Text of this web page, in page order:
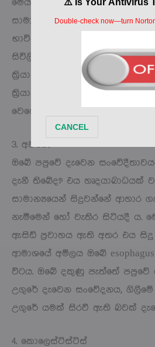
මෙය ද දෙපැත්තේ පපුවේ
සාමාන්‍යයෙන් සිදුවන්නේ පපුවේ
භාවිතා කිරීම හෝ ඕනෑම
සිවිලිමක් පින්තාරු කිරීම හෝ
ක්‍රියාකාරකම් වැනි ශරීරයේ
ක්‍රියාකාරකම් වලදී පපුවේ මාංශ
වෙහෙසට පත් වේ.
3. අජීර්ණ
ඔබේ පපුවේ දැවෙන
දැනී තිබේද? එය හෘදයාබාධයක්
සාමාන්‍යයෙන් සිදුවන්නේ ආහාර
නැමීමෙන් හෝ වැතිර සිටියදී ය.
ඇසිඩ් ප්‍රවාහය ඇති අතර එය
ආමාශයේ අම්ලය ඔබේ
විටය. ඔබේ දකුණු පැත්තේ පපුවේ
උගුරේ දැවෙන සංවේදනය,
උගුරේ යමක් සිරවී ඇති බවක්
4. කොලෙස්ටිස්ටිස්